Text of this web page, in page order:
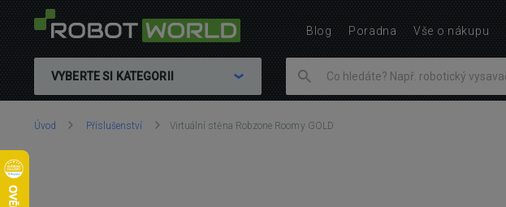
VYBERTE SI KATEGORII
Nacházíte
Úvod Příslušenství Virtuální stěna Robzone Roomy GOLD
Blog Poradna Vše o nákupu